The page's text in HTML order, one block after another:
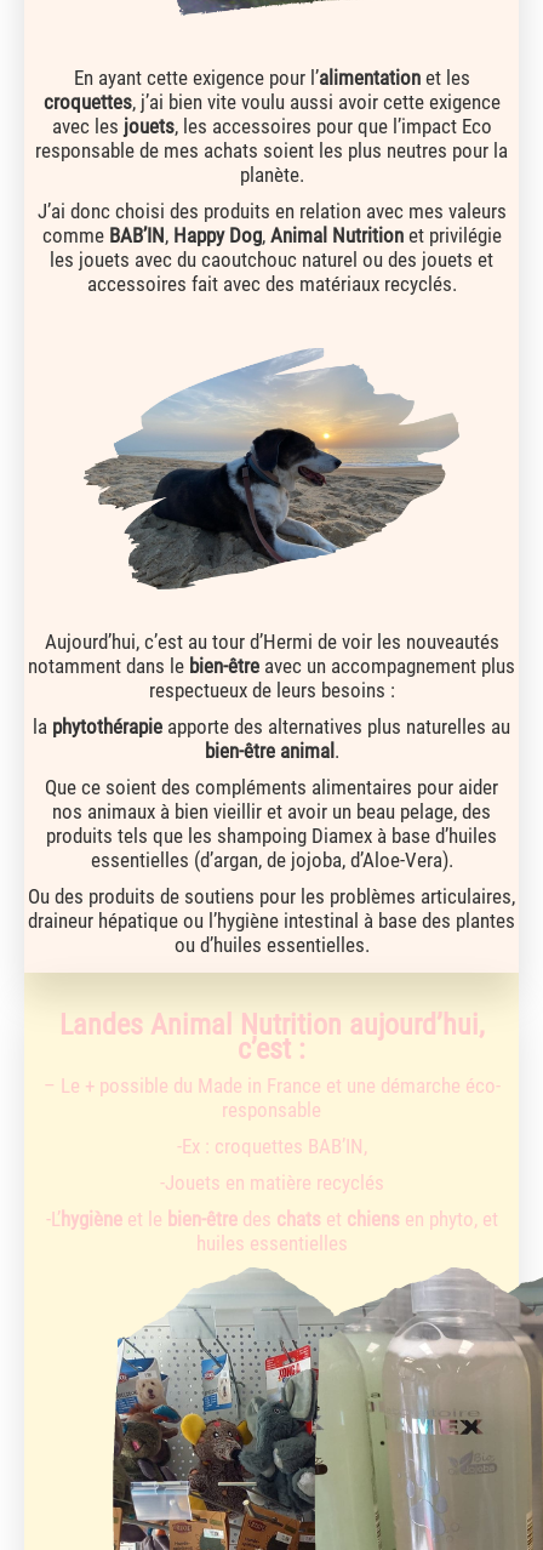
En ayant cette exigence pour l’alimentationet les
croquettes, j’ai bien vite voulu aussi avoir cette exigence
avec les jouets, les accessoires pour que l’impact Eco
responsable de mes achats soient les plus neutres pour la
planète.
J’ai donc choisi des produits en relation avec mes valeurs
comme BAB’IN, Happy Dog, Animal Nutritionet privilégie
les jouets avec du caoutchouc naturel ou des jouets et
accessoires fait avec des matériaux recyclés.
Aujourd’hui, c’est au tour d’Hermi de voir les nouveautés
notamment dans le bien-être avec un accompagnement plus
respectueux de leurs besoins :
la phytothérapie apporte des alternatives plus naturelles au
bien-être animal .
Que ce soient des compléments alimentaires pour aider
nos animaux à bien vieillir et avoir un beau pelage, des
produits tels que les shampoing Diamex à base d’huiles
essentielles (d’argan, de jojoba, d’Aloe-Vera).
Ou des produits de soutiens pour les problèmes articulaires,
draineur hépatique ou l’hygiène intestinal à base des plantes
ou d’huiles essentielles.
Landes Animal Nutrition aujourd’hui,
c’est :
– Le + possible du Made in France et une démarche éco-
responsable
-Ex : croquettes BAB’IN,
-Jouets en matière recyclés
-L’hygiène et le bien-êtredes chatset chiensen phyto, et
huiles essentielles